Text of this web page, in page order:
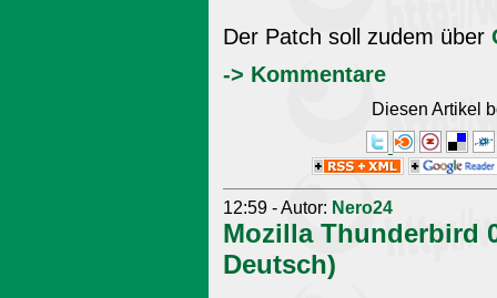
Der Patch soll zudem über
-> Kommentare
Diesen Artikel
12:59 - Autor: Nero24
Mozilla Thunderbird
Deutsch)